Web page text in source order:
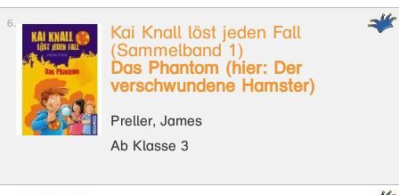
Kai Knall löst jeden Fall
(Sammelband 1)
Das Phantom (hier: Der
verschwundene Hamster)
Preller, James
Ab Klasse 3